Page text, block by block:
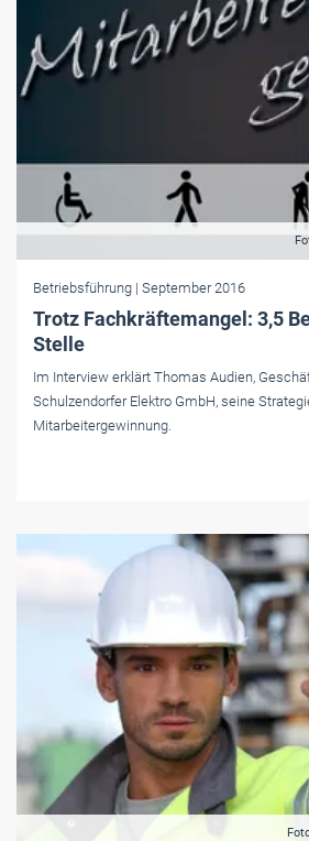
Betriebsführung | September 2016
Trotz Fachkräftemangel: 3,5
Stelle
Im Interview erklärt Thomas Audien,
Schulzendorfer Elektro GmbH, seine
Mitarbeitergewinnung.